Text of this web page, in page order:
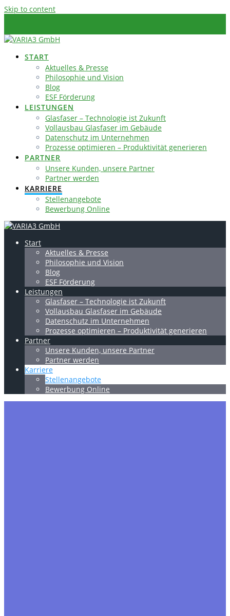
Skip to content
START
Aktuelles & Presse
Philosophie und Vision
Blog
ESF Förderung
LEISTUNGEN
Glasfaser – Technologie ist Zukunft
Vollausbau Glasfaser im Gebäude
Datenschutz im Unternehmen
Prozesse optimieren – Produktivität generieren
PARTNER
Unsere Kunden, unsere Partner
Partner werden
KARRIERE
Stellenangebote
Bewerbung Online
Start
Aktuelles & Presse
Philosophie und Vision
Blog
ESF Förderung
Leistungen
Glasfaser – Technologie ist Zukunft
Vollausbau Glasfaser im Gebäude
Datenschutz im Unternehmen
Prozesse optimieren – Produktivität generieren
Partner
Unsere Kunden, unsere Partner
Partner werden
Karriere
Stellenangebote
Bewerbung Online